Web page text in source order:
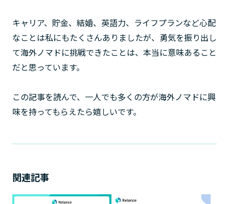
キャリア、貯金、結婚、英語力、ライフプランなど心配
なことは私にもたくさんありましたが、勇気を振り出し
て海外ノマドに挑戦できたことは、本当に意味あること
だと思っています。
この記事を読んで、一人でも多くの方が海外ノマドに興
味を持ってもらえたら嬉しいです。
関連記事